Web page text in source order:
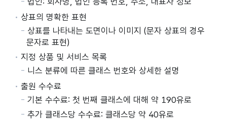
상표의 명확한 표현
상표를 나타내는 도면이나 이미지 (문자 상표의 경우
문자로 표현)
지정 상품 및 서비스 목록
니스 분류에 따른 클래스 번호와 상세한 설명
출원 수수료
기본 수수료: 첫 번째 클래스에 대해 약 190유로
추가 클래스당 수수료: 클래스당 약 40유로